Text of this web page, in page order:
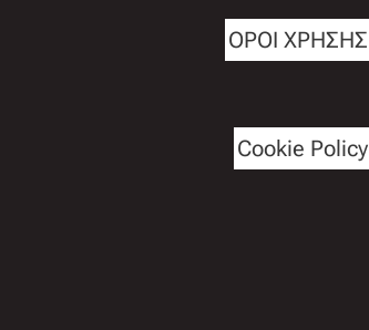
ΟΡΟΙ ΧΡΗΣΗΣ
Cookie Policy